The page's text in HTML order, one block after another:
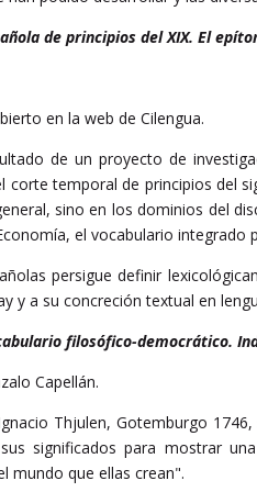
de principios del XIX. El
en la web de Cilengua.
de un proyecto de
temporal de principios del
sino en los dominios del
el vocabulario integrado
persigue definir
y a su concreción textual en
filosófico-democrático.
Capellán.
Thjulen, Gotemburgo
significados para mostrar
mundo que ellas crean".